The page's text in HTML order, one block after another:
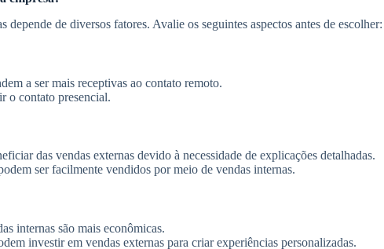
depende de diversos fatores. Avalie os seguintes aspectos antes de escolher:
a ser mais receptivas ao contato remoto.
o contato presencial.
das vendas externas devido à necessidade de explicações detalhadas.
ser facilmente vendidos por meio de vendas internas.
internas são mais econômicas.
investir em vendas externas para criar experiências personalizadas.